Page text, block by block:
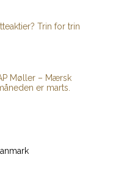
Trin for trin
Møller – Mærsk
er marts.